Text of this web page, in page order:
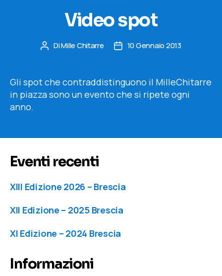
Video spot
Autore
DiMille Chitarre
Data10 Gennaio 2013
Gli spot che contraddistinguono il MilleChitarre
in piazza sono un evento che si ripete ogni
anno.
Eventi recenti
XIII Edizione 2026 – Brescia
XII Edizione – 2025 Brescia
XI Edizione – 2024 Brescia
Informazioni